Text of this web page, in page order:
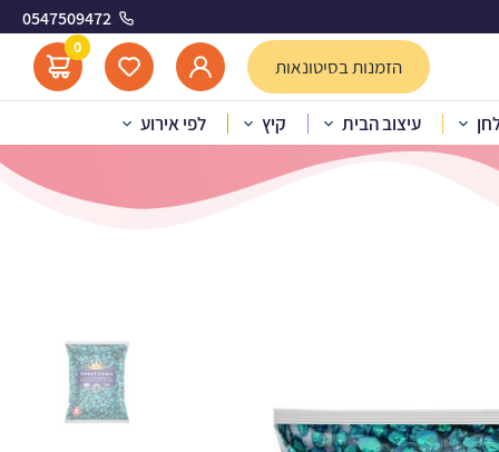
0547509472
הזמנות בסיטונאות
0
עיצוב הבית קיץ לפי אירוע